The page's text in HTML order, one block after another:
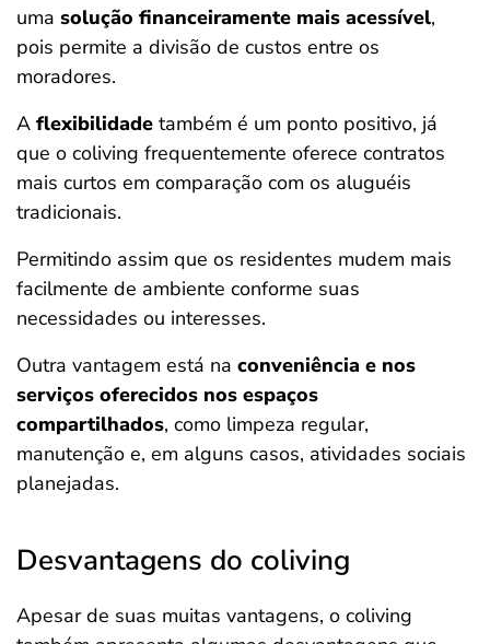
uma solução financeiramente mais acessível,
pois permite a divisão de custos entre os
moradores.
A flexibilidade também é um ponto positivo, já
que o coliving frequentemente oferece contratos
mais curtos em comparação com os aluguéis
tradicionais.
Permitindo assim que os residentes mudem mais
facilmente de ambiente conforme suas
necessidades ou interesses.
Outra vantagem está na conveniência e nos
serviços oferecidos nos espaços
compartilhados, como limpeza regular,
manutenção e, em alguns casos, atividades sociais
planejadas.
Desvantagens do coliving
Apesar de suas muitas vantagens, o coliving